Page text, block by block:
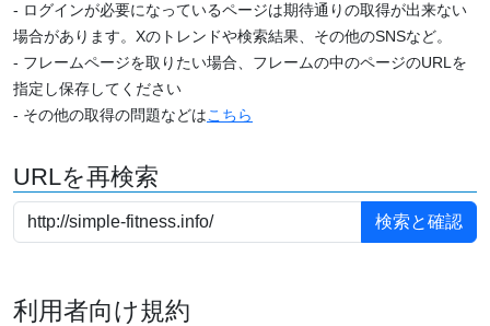
- ログインが必要になっているページは期待通りの取得が出来ない
場合があります。Xのトレンドや検索結果、その他のSNSなど。
- フレームページを取りたい場合、フレームの中のページのURLを
指定し保存してください
- その他の取得の問題などはこちら
URLを再検索
利用者向け規約